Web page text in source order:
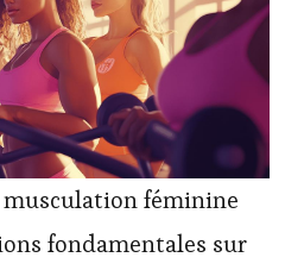
musculation féminine
fondamentales sur